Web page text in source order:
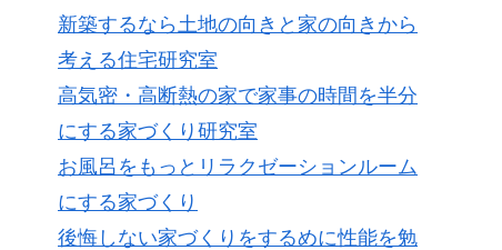
新築するなら土地の向きと家の向きから
考える住宅研究室
高気密・高断熱の家で家事の時間を半分
にする家づくり研究室
お風呂をもっとリラクゼーションルーム
にする家づくり
後悔しない家づくりをするめに性能を勉